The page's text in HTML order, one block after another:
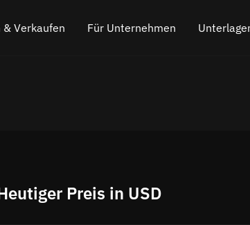
& Verkaufen Für Unternehmen
Cross Chain Swap
Preis in USD